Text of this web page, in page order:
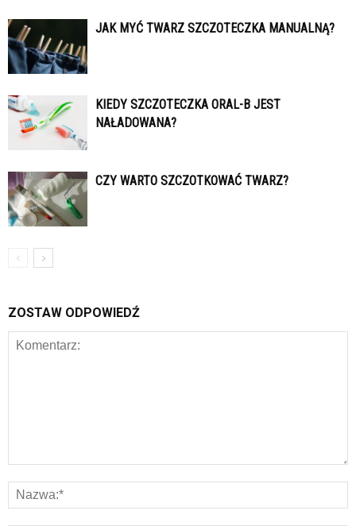
JAK MYĆ TWARZ SZCZOTECZKA MANUALNĄ?
KIEDY SZCZOTECZKA ORAL-B JEST
NAŁADOWANA?
CZY WARTO SZCZOTKOWAĆ TWARZ?
ZOSTAW ODPOWIEDŹ